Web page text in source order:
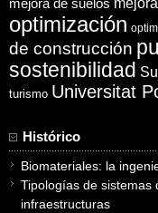
mejora de suelos
optimización
de construcción
sostenibilidad
turismo Universitat
Histórico
Biomateriales: la
Tipologías de sistemas
infraestructuras